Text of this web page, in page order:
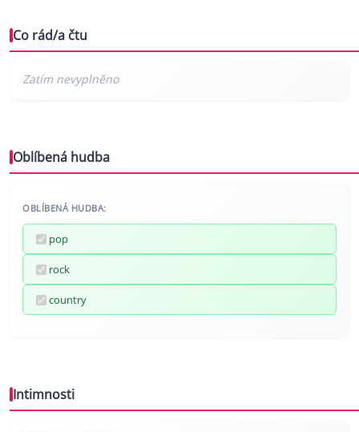
Co rád/a čtu
Oblíbená hudba
OBLÍBENÁ HUDBA:
pop
rock
country
Intimnosti